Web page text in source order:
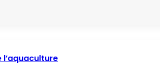
l’aquaculture